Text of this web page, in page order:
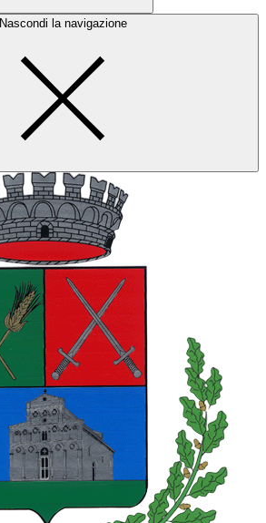
Nascondi la navigazione